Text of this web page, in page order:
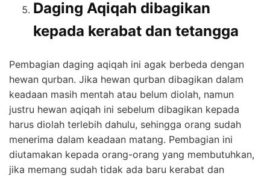
Daging Aqiqah dibagikan
kepada kerabat dan tetangga
Pembagian daging aqiqah ini agak berbeda dengan
hewan qurban. Jika hewan qurban dibagikan dalam
keadaan masih mentah atau belum diolah, namun
justru hewan aqiqah ini sebelum dibagikan kepada
harus diolah terlebih dahulu, sehingga orang sudah
menerima dalam keadaan matang. Pembagian ini
diutamakan kepada orang-orang yang membutuhkan,
jika memang sudah tidak ada baru kerabat dan